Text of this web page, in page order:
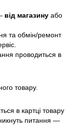
від магазину або
та обмін/ремонт
проводиться в
товару.
в картці товару
питання —